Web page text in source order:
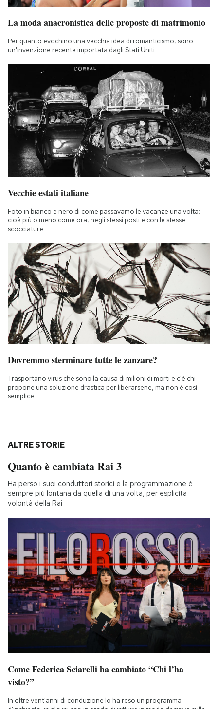
La moda anacronistica delle proposte di matrimonio
Per quanto evochino una vecchia idea di romanticismo, sono
un'invenzione recente importata dagli Stati Uniti
Vecchie estati italiane
Foto in bianco e nero di come passavamo le vacanze una volta:
cioè più o meno come ora, negli stessi posti e con le stesse
scocciature
Dovremmo sterminare tutte le zanzare?
Trasportano virus che sono la causa di milioni di morti e c'è chi
propone una soluzione drastica per liberarsene, ma non è così
semplice
ALTRE STORIE
Quanto è cambiata Rai 3
Ha perso i suoi conduttori storici e la programmazione è
sempre più lontana da quella di una volta, per esplicita
volontà della Rai
Come Federica Sciarelli ha cambiato “Chi l’ha
visto?”
In oltre vent'anni di conduzione lo ha reso un programma